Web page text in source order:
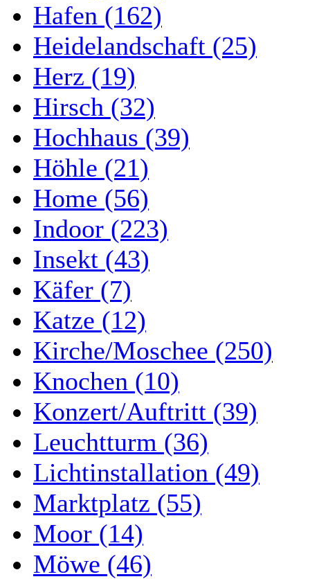
Hafen (162)
Heidelandschaft (25)
Herz (19)
Hirsch (32)
Hochhaus (39)
Höhle (21)
Home (56)
Indoor (223)
Insekt (43)
Käfer (7)
Katze (12)
Kirche/Moschee (250)
Knochen (10)
Konzert/Auftritt (39)
Leuchtturm (36)
Lichtinstallation (49)
Marktplatz (55)
Moor (14)
Möwe (46)